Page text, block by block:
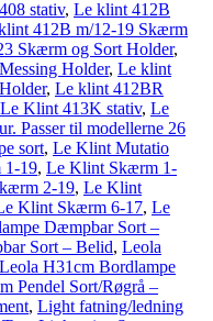
stativ, Le klint 412B
412B m/12-19 Skærm
Skærm og Sort Holder,
Holder, Le klint
, Le klint 412BR
Le Klint 413K stativ, Le
Passer til modellerne 26
sort, Le Klint Mutatio
1-19, Le Klint Skærm 1-
2-19, Le Klint
Klint Skærm 6-17, Le
Dæmpbar Sort –
Sort – Belid, Leola
Leola H31cm Bordlampe
Pendel Sort/Røgrå –
, Light fatning/ledning